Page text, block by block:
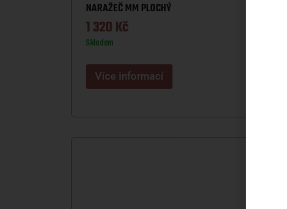
NARAŽEČ MM PLOCHÝ
1 320Kč
Skladem
Více informací